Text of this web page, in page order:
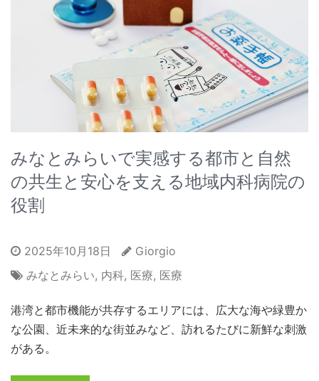
みなとみらいで実感する都市と自然
の共生と安心を支える地域内科病院の
役割
2025年10月18日
Giorgio
みなとみらい, 内科, 医療, 医療
港湾と都市機能が共存するエリアには、広大な海や緑豊か
な公園、近未来的な街並みなど、訪れるたびに新鮮な刺激
がある。